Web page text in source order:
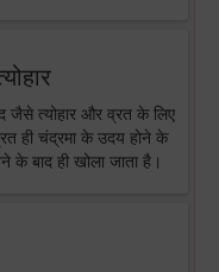
जैसे त्योहार और व्रत के लिए
ही चंद्रमा के उदय होने के
के बाद ही खोला जाता है।